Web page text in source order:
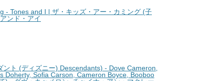
- Tones and I | ザ・キッズ・アー・カミング (子
ンド・アイ
ント (ディズニー) Descendants) - Dove Cameron,
Doherty, Sofia Carson, Cameron Boyce, Booboo